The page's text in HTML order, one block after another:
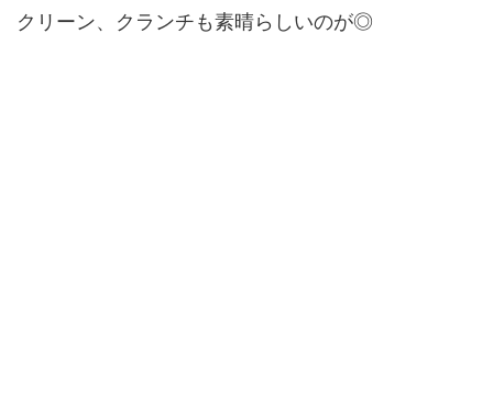
クリーン、クランチも素晴らしいのが◎